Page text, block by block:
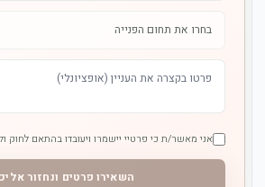
אני מאשר/ת כי פרטיי יישמרו ויעובדו בהתאם לחוק
השאירו פרטים ונחזור